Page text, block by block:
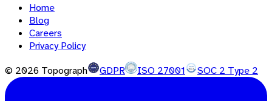
Home
Blog
Careers
Privacy Policy
© 2026 Topograph GDPR ISO 27001 SOC 2 Type 2